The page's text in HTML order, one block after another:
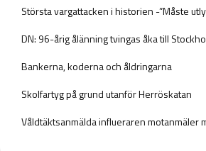
Största vargattacken i historien -”Måste
DN: 96-årig ålänning tvingas åka till
Bankerna, koderna och åldringarna
Skolfartyg på grund utanför Herröskatan
Våldtäktsanmälda influeraren motanmäler